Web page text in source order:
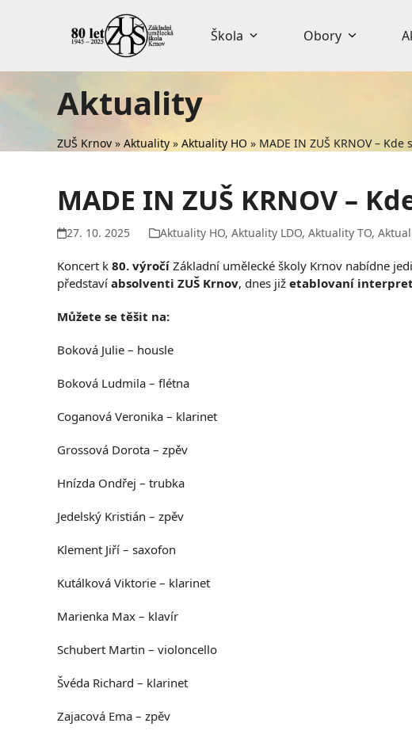
Škola Obory
Aktuality
ZUŠ Krnov » Aktuality » Aktuality HO » MADE IN ZUŠ KRNOV –
MADE IN ZUŠ KRNOV –
27. 10. 2025 Aktuality HO,Aktuality LDO,Aktuality TO,
Koncert k 80. výročí Základní umělecké školy Krnov nabídne
představí absolventi ZUŠ Krnov, dnes již etablovaní
Můžete se těšit na:
Boková Julie – housle
Boková Ludmila – flétna
Coganová Veronika – klarinet
Grossová Dorota – zpěv
Hnízda Ondřej – trubka
Jedelský Kristián – zpěv
Klement Jiří – saxofon
Kutálková Viktorie – klarinet
Marienka Max – klavír
Schubert Martin – violoncello
Švéda Richard – klarinet
Zajacová Ema – zpěv